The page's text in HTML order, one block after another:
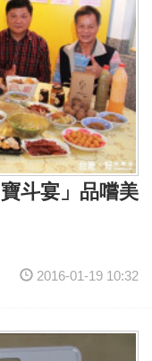
斗宴」品嚐美
2016-01-19 10:32